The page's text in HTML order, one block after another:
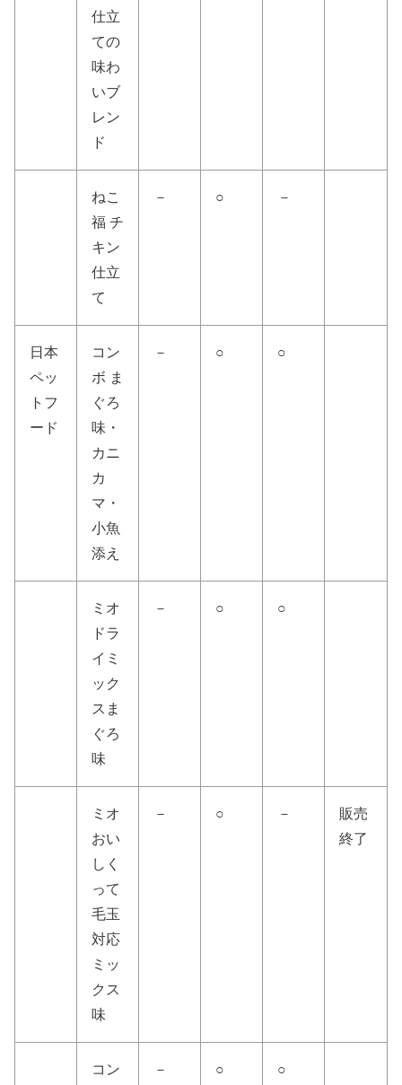
仕立
ての
味わ
いブ
レン
ド
ねこ
福 チ
キン
仕立
て
－ ○ －
日本
ペッ
トフ
ード
コン
ボ ま
ぐろ
味・
カニ
カ
マ・
小魚
添え
－ ○ ○
ミオ
ドラ
イミ
ック
スま
ぐろ
味
－ ○ ○
ミオ
おい
しく
って
毛玉
対応
ミッ
クス
味
－ ○ －
販売
終了
コン
－ ○ ○